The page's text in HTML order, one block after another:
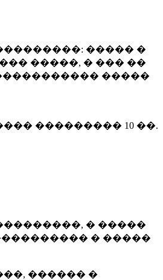
����� �
�����, � ��� ��
�����
��������� 10 ��.
� �����
� �����
������ �